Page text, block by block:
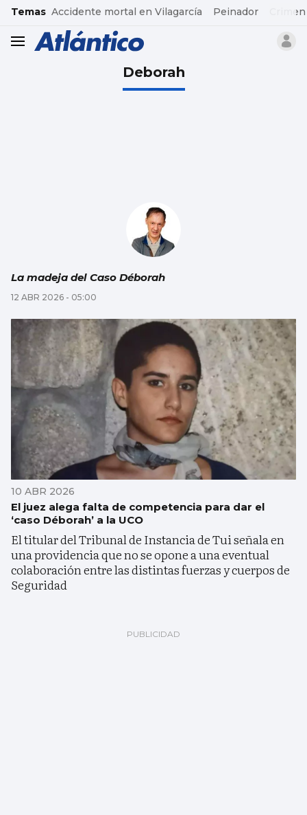
common.go-to-content
Temas Accidente mortal en Vilagarcía Peinador
header.menu.open
Deborah
La madeja del Caso Déborah
12 ABR 2026 - 05:00
10 ABR 2026
El juez alega falta de competencia para dar el
‘caso Déborah’ a la UCO
El titular del Tribunal de Instancia de Tui señala en
una providencia que no se opone a una eventual
colaboración entre las distintas fuerzas y cuerpos de
Seguridad